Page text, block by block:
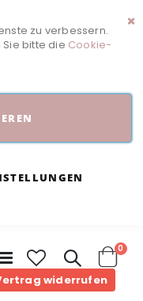
zu verbessern.
bitte die Cookie-
Navigation
umschaltenwiderrufenCart
0